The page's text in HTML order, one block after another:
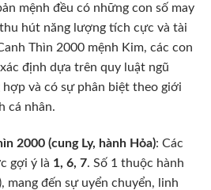
mệnh đều có những con số may
hút năng lượng tích cực và tài
Thìn 2000 mệnh Kim, các con
định dựa trên quy luật ngũ
và có sự phân biệt theo giới
cá nhân.
2000 (cung Ly, hành Hỏa): Các
gợi ý là 1, 6, 7. Số 1 thuộc hành
mang đến sự uyển chuyển, linh